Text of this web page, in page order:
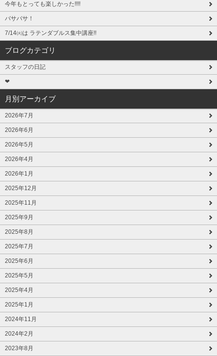
今年もとっても楽しかった!!!!
バサバサ！
7/14㈫は ラテンダブルス集中講座!!
ブログカテゴリ
スタッフの日記
❤
月別アーカイブ
2026年7月
2026年6月
2026年5月
2026年4月
2026年1月
2025年12月
2025年11月
2025年9月
2025年8月
2025年7月
2025年6月
2025年5月
2025年4月
2025年1月
2024年11月
2024年2月
2023年8月